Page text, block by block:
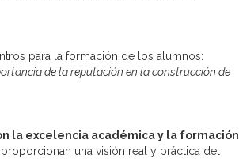
para la formación de los alumnos:
de la reputación en la construcción de
la excelencia académica y la formación
una visión real y práctica del